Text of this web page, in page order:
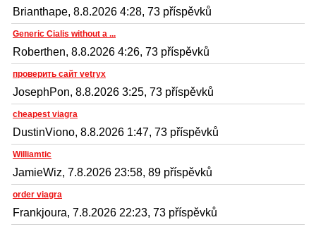
Brianthape, 8.8.2026 4:28, 73 příspěvků
Generic Cialis without a ...
Roberthen, 8.8.2026 4:26, 73 příspěvků
проверить сайт vetryx
JosephPon, 8.8.2026 3:25, 73 příspěvků
cheapest viagra
DustinViono, 8.8.2026 1:47, 73 příspěvků
Williamtic
JamieWiz, 7.8.2026 23:58, 89 příspěvků
order viagra
Frankjoura, 7.8.2026 22:23, 73 příspěvků